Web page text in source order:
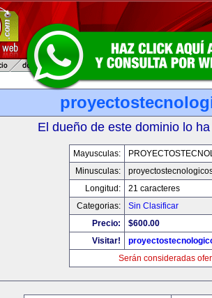
El dueño de este dominio lo
Mayusculas:
Minusculas:
Longitud:
21 caracteres
Categorias:
Sin Clasificar
Precio:
$600.00
Visitar!
Serán consideradas